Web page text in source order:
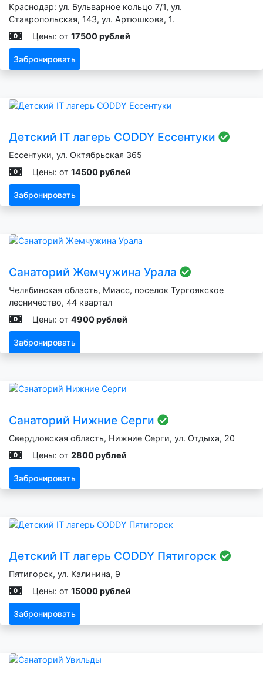
Краснодар: ул. Бульварное кольцо 7/1, ул.
Ставропольская, 143, ул. Артюшкова, 1.
Цены: от 17500 рублей
Забронировать
Детский IT лагерь CODDY Ессентуки
Ессентуки, ул. Октябрьская 365
Цены: от 14500 рублей
Забронировать
Санаторий Жемчужина Урала
Челябинская область, Миасс, поселок Тургоякское
лесничество, 44 квартал
Цены: от 4900 рублей
Забронировать
Санаторий Нижние Серги
Свердловская область, Нижние Серги, ул. Отдыха, 20
Цены: от 2800 рублей
Забронировать
Детский IT лагерь CODDY Пятигорск
Пятигорск, ул. Калинина, 9
Цены: от 15000 рублей
Забронировать